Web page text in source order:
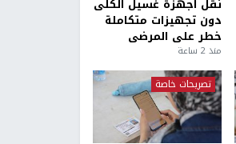
نقل أجهزة غسيل الكلى
دون تجهيزات متكاملة
خطر على المرضى
منذ 2 ساعة
تصريحات خاصة